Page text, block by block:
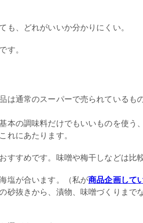
も、どれがいいか分かりにくい。
す。
は通常のスーパーで売られているも
本の調味料だけでもいいものを使う
れにあたります。
すすめです。味噌や梅干しなどは比
塩が合います。（私が商品企画して
砂抜きから、漬物、味噌づくりまで